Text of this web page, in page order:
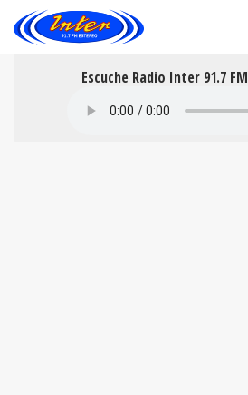
Escuche Radio Inter 91.7 FM